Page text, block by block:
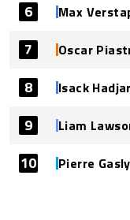
6 Max
7 Oscar
8 Isack Hadjar
9 Liam
10 Pierre Gasly